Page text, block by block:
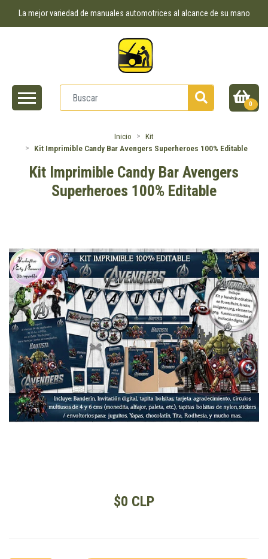
La mejor variedad de manuales automotrices al alcance de su mano
0
Inicio
Kit
Kit Imprimible Candy Bar Avengers Superheroes 100% Editable
Kit Imprimible Candy Bar Avengers
Superheroes 100% Editable
$0 CLP